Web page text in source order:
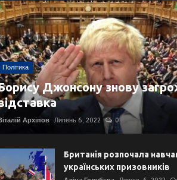
Політика
Джонсону знову
Архіпов Липень 6, 2022 0
Британія розпочала
українських призовників